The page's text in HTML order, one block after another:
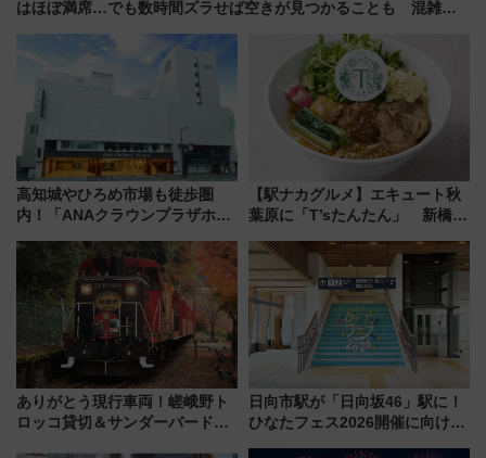
はほぼ満席…でも数時間ズラせば空きが見つかることも 混雑避
高知城やひろめ市場も徒歩圏
内！「ANAクラウンプラザホテ
【駅ナカグルメ】エキュート秋
葉原に「T’sたんたん」 新橋に
饅」、オムライス専門店「肉と
たまご」新グルメ続々登場！
【2026年8月】
ありがとう現行車両！嵯峨野ト
ロッコ貸切＆サンダーバードレ
日向市駅が「日向坂46」駅に！
ひなたフェス2026開催に向けJR